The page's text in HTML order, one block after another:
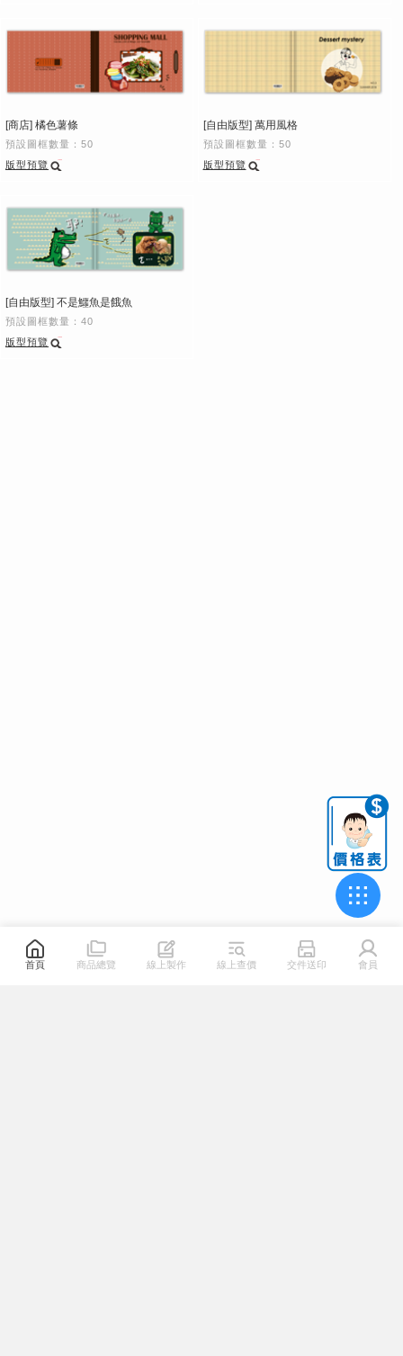
[商店] 橘色薯條
預設圖框數量：50
版型預覽
[自由版型] 萬用風格
預設圖框數量：50
版型預覽
[自由版型] 不是鱷魚是餓魚
預設圖框數量：40
版型預覽
首頁 商品總覽 線上製作 線上查價 交件送印 會員